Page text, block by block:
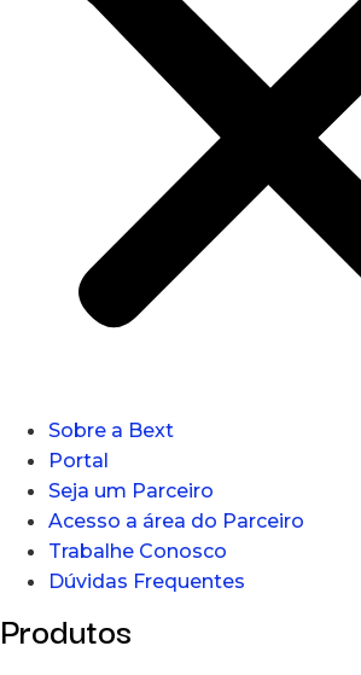
Sobre a Bext
Portal
Seja um Parceiro
Acesso a área do Parceiro
Trabalhe Conosco
Dúvidas Frequentes
Produtos